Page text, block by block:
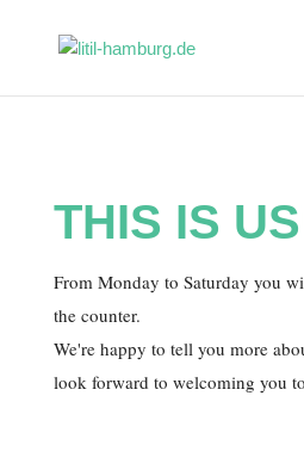
THIS IS
From Monday to Saturday you
the counter.
We're happy to tell you more
look forward to welcoming you